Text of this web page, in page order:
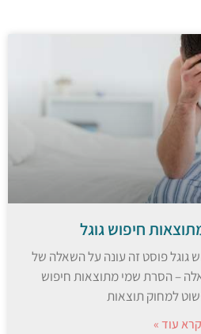
חיפוש גוגל
גוגל פוסט זה עונה על השאלה של
– הסרת שמי מתוצאות חיפוש
למחוק תוצאות
קרא עוד »